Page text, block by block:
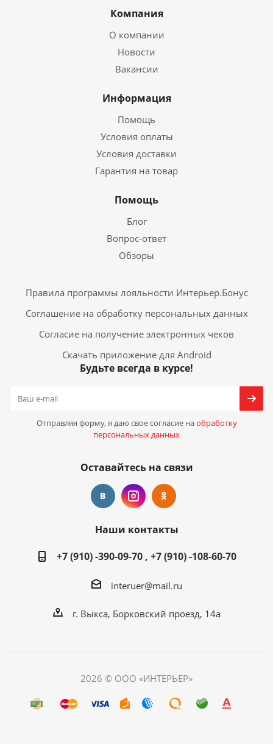
Компания
О компании
Новости
Вакансии
Информация
Помощь
Условия оплаты
Условия доставки
Гарантия на товар
Помощь
Блог
Вопрос-ответ
Обзоры
Правила программы лояльности Интерьер.Бонус
Соглашение на обработку персональных данных
Согласие на получение электронных чеков
Скачать приложение для Android
Будьте всегда в курсе!
Отправляя форму, я даю свое согласие наобработку
персональных данных
Оставайтесь на связи
Наши контакты
+7 (910) -390-09-70 , +7 (910) -108-60-70
interuer@mail.ru
г. Выкса, Борковский проезд, 14а
2026 © ООО «ИНТЕРЬЕР»